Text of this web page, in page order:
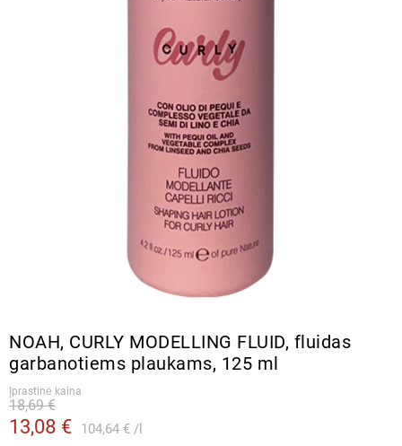
NOAH, CURLY MODELLING FLUID, fluidas
garbanotiems plaukams, 125 ml
Įprastinė kaina
13,08 € 104,64 €
18,69 €